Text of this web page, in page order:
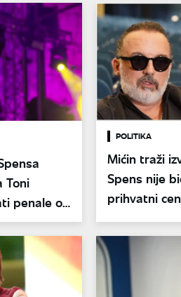
Toni
penale od
POLITIKA
Mićin traži
Spens nije
prihvatni